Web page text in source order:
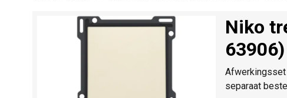
Niko
63906)
Afwerkingsset
separaat